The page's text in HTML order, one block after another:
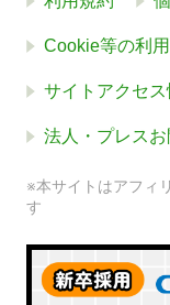
Cookie等の利
サイトアクセ
法人・プレス
※本サイトはアフィ
す